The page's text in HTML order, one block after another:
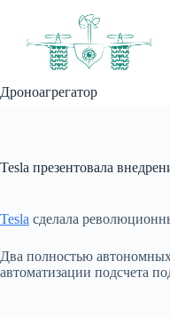
Дроноагрегатор
Tesla презентовала
Tesla сделала
Два полностью
автоматизации подсчета